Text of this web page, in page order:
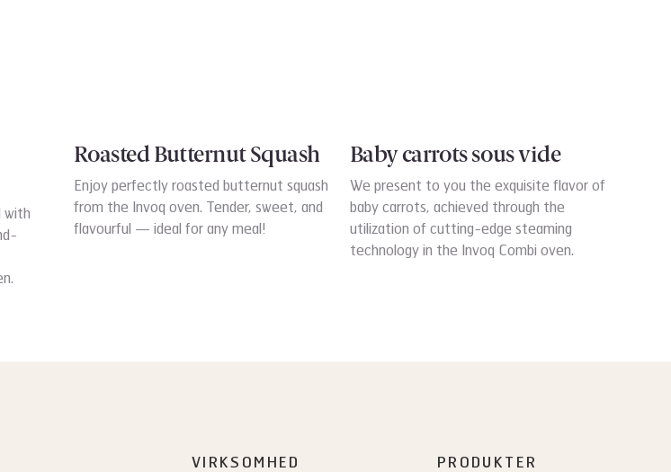
with
Roasted Butternut Squash
Enjoy perfectly roasted butternut squash
from the Invoq oven. Tender, sweet, and
flavourful — ideal for any meal!
Baby carrots sous vide
We present to you the exquisite flavor of
baby carrots, achieved through the
utilization of cutting-edge steaming
technology in the Invoq Combi oven.
VIRKSOMHED PRODUKTER